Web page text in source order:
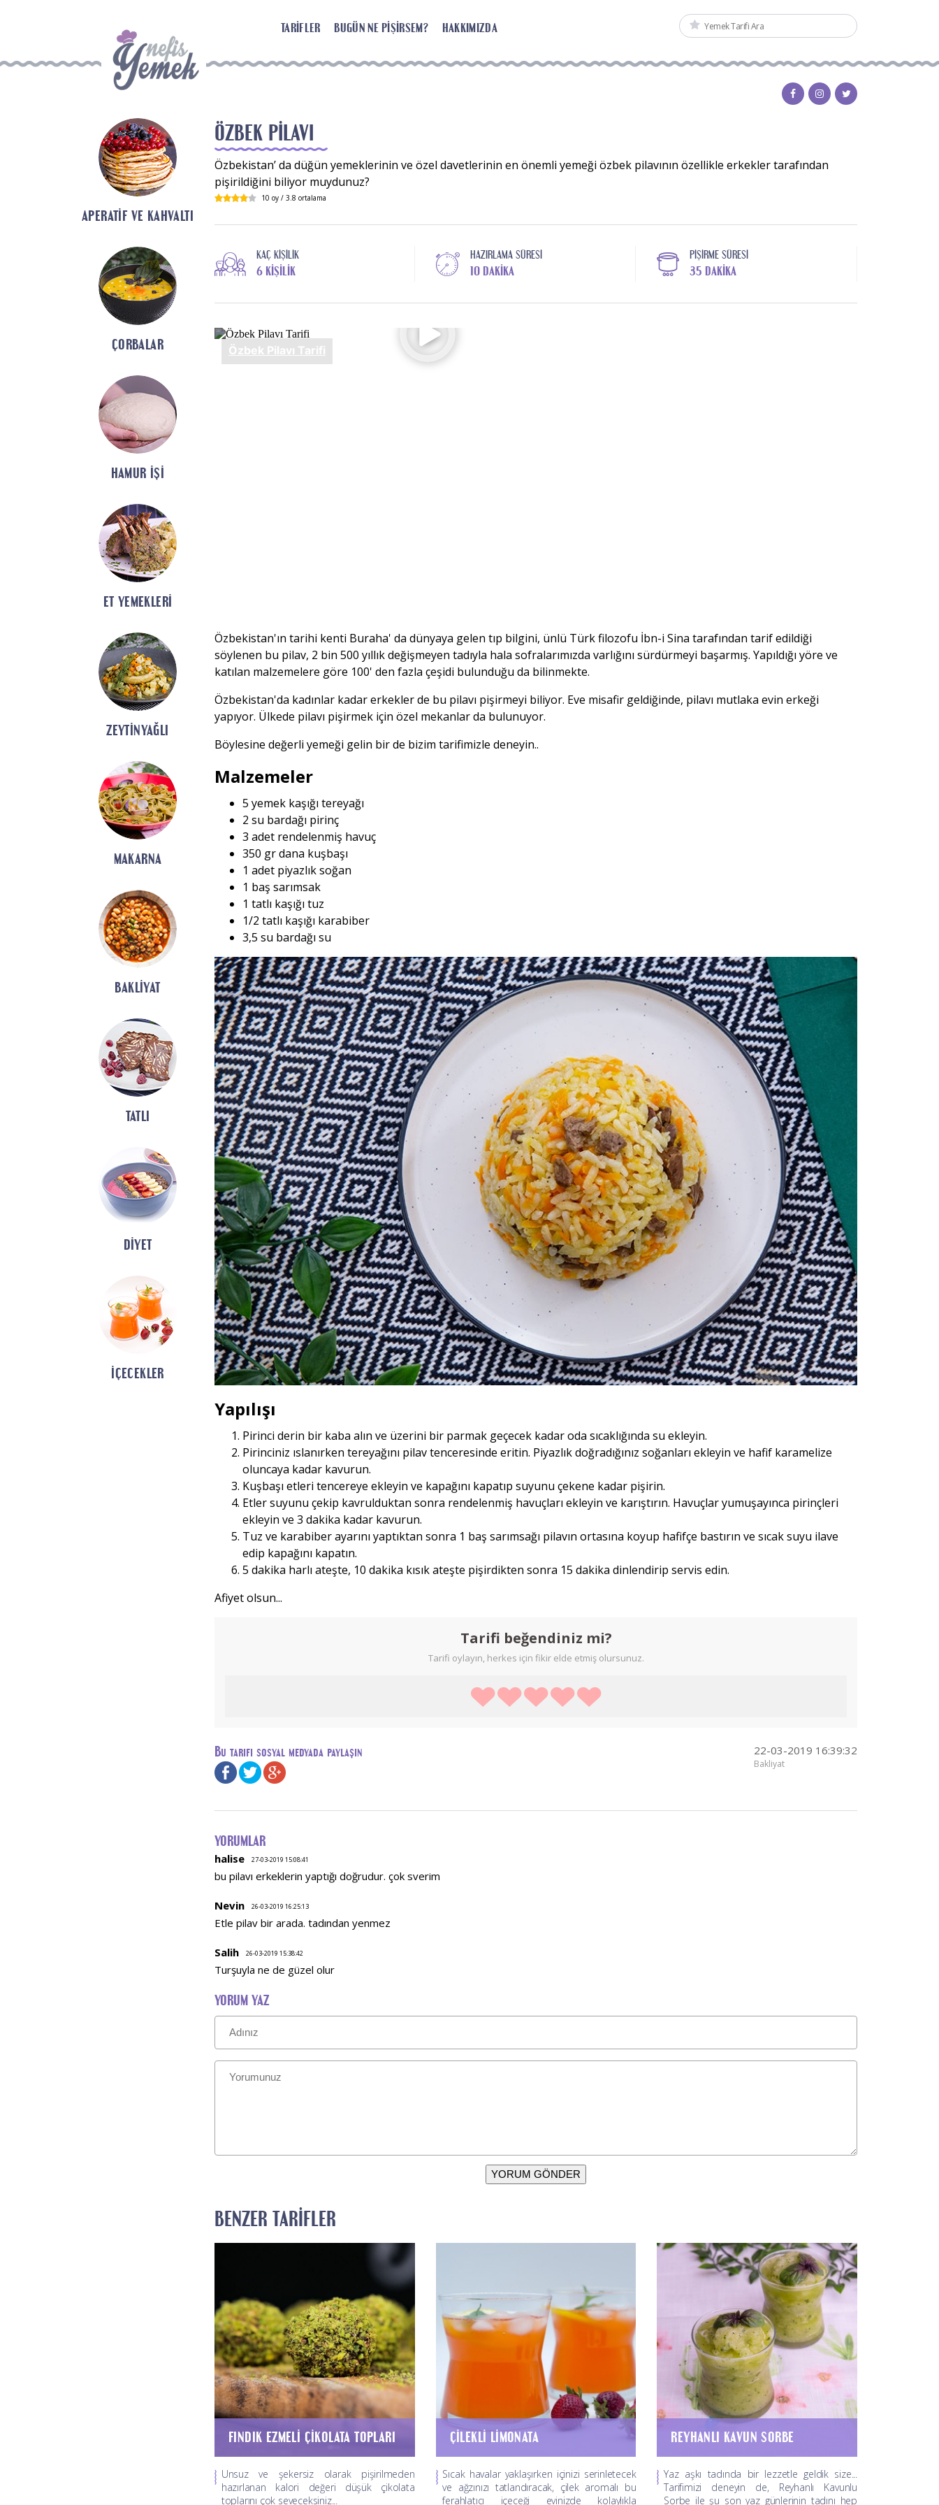
TARIFLER BUGÜN NE PIŞIRSEM? HAKKIMIZDA
APERATIF VE KAHVALTI
ÇORBALAR
HAMUR İŞI
ET YEMEKLERI
ZEYTINYAĞLI
MAKARNA
BAKLIYAT
TATLI
DIYET
İÇECEKLER
ÖZBEK PILAVI
Özbekistan’ da düğün yemeklerinin ve özel davetlerinin en önemli yemeği özbek pilavının özellikle erkekler tarafından
pişirildiğini biliyor muydunuz?
10 oy / 3.8 ortalama
KAÇ KIŞILIK
6 KIŞILIK
HAZIRLAMA SÜRESI
10 DAKIKA
PIŞIRME SÜRESI
35 DAKIKA
Özbekistan'ın tarihi kenti Buraha' da dünyaya gelen tıp bilgini, ünlü Türk filozofu İbn-i Sina tarafından tarif edildiği
söylenen bu pilav, 2 bin 500 yıllık değişmeyen tadıyla hala sofralarımızda varlığını sürdürmeyi başarmış. Yapıldığı yöre ve
katılan malzemelere göre 100' den fazla çeşidi bulunduğu da bilinmekte.
Özbekistan'da kadınlar kadar erkekler de bu pilavı pişirmeyi biliyor. Eve misafir geldiğinde, pilavı mutlaka evin erkeği
yapıyor. Ülkede pilavı pişirmek için özel mekanlar da bulunuyor.
Böylesine değerli yemeği gelin bir de bizim tarifimizle deneyin..
Malzemeler
5 yemek kaşığı tereyağı
2 su bardağı pirinç
3 adet rendelenmiş havuç
350 gr dana kuşbaşı
1 adet piyazlık soğan
1 baş sarımsak
1 tatlı kaşığı tuz
1/2 tatlı kaşığı karabiber
3,5 su bardağı su
Yapılışı
Pirinci derin bir kaba alın ve üzerini bir parmak geçecek kadar oda sıcaklığında su ekleyin.
Pirinciniz ıslanırken tereyağını pilav tenceresinde eritin. Piyazlık doğradığınız soğanları ekleyin ve hafif karamelize
oluncaya kadar kavurun.
Kuşbaşı etleri tencereye ekleyin ve kapağını kapatıp suyunu çekene kadar pişirin.
Etler suyunu çekip kavrulduktan sonra rendelenmiş havuçları ekleyin ve karıştırın. Havuçlar yumuşayınca pirinçleri
ekleyin ve 3 dakika kadar kavurun.
Tuz ve karabiber ayarını yaptıktan sonra 1 baş sarımsağı pilavın ortasına koyup hafifçe bastırın ve sıcak suyu ilave
edip kapağını kapatın.
5 dakika harlı ateşte, 10 dakika kısık ateşte pişirdikten sonra 15 dakika dinlendirip servis edin.
Afiyet olsun...
Tarifi beğendiniz mi?
Tarifi oylayın, herkes için fikir elde etmiş olursunuz.
Bu tarifi sosyal medyada paylaşın 22-03-2019 16:39:32
Bakliyat
YORUMLAR
halise 27-03-2019 15:08:41
bu pilavı erkeklerin yaptığı doğrudur. çok sverim
Nevin 26-03-2019 16:25:13
Etle pilav bir arada. tadından yenmez
Salih 26-03-2019 15:38:42
Turşuyla ne de güzel olur
YORUM YAZ
YORUM GÖNDER
BENZER TARIFLER
FINDIK EZMELI ÇIKOLATA TOPLARI
Unsuz ve şekersiz olarak pişirilmeden
hazırlanan kalori değeri düşük çikolata
toplarını çok seveceksiniz...
ÇILEKLI LIMONATA
Sıcak havalar yaklaşırken içinizi serinletecek
ve ağzınızı tatlandıracak, çilek aromalı bu
ferahlatıcı içeceği evinizde kolaylıkla
REYHANLI KAVUN SORBE
Yaz aşkı tadında bir lezzetle geldik size...
Tarifimizi deneyin de, Reyhanlı Kavunlu
Sorbe ile şu son yaz günlerinin tadını hep